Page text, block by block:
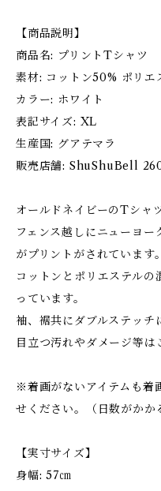
【商品説明】
商品名: プリントTシャツ
素材: コットン50% ポリエ
カラー: ホワイト
表記サイズ: XL
生産国: グアテマラ
販売店舗: ShuShuBell
オールドネイビーのTシャ
フェンス越しにニューヨ
がプリントがされています。
コットンとポリエステル
っています。
袖、裾共にダブルステッチ
目立つ汚れやダメージ等は
※着画がないアイテムも着
せください。（日数がかか
【実寸サイズ】
身幅: 57㎝